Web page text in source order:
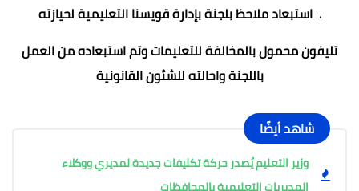
. استبعاد ملاحظ بلجنة بإدارة قويسنا التعليمية لحيازته
تليفون محمول بالمخالفة للتعليمات وتم استبعاده من العمل
باللجنة واحالته للشئون القانونية
شاهد أيضًا
وزير التعليم يُصدر حركة تكليفات جديدة لمديري ووكلاء